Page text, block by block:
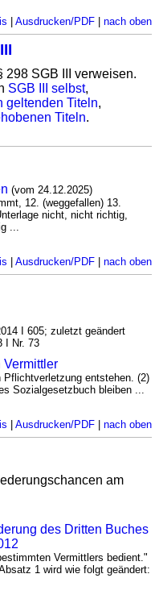
Ausdrucken/PDF| nach oben
298 SGB III verweisen.
SGB III selbst,
geltenden Titeln,
Titeln.
(vom 24.12.2025)
12. (weggefallen) 13.
nicht, nicht richtig,
...
Ausdrucken/PDF| nach oben
I 605; zuletzt geändert
I Nr. 73
Vermittler
entstehen. (2)
Sozialgesetzbuch bleiben ...
Ausdrucken/PDF| nach oben
am
des Dritten Buches
Vermittlers bedient."
1 wird wie folgt geändert: